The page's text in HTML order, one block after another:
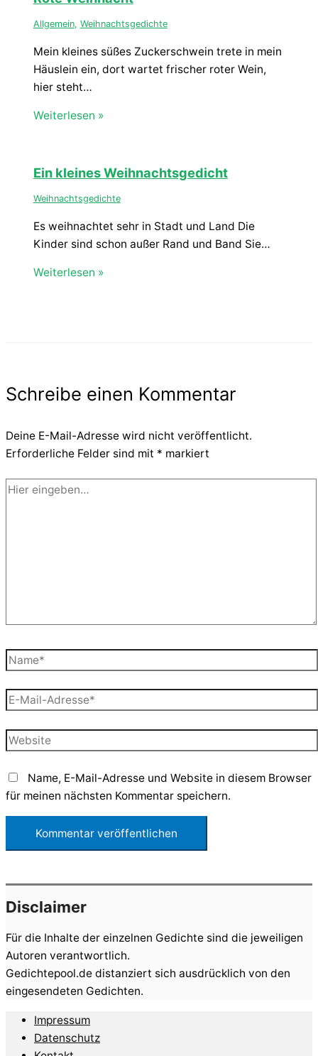
Allgemein, Weihnachtsgedichte
Mein kleines süßes Zuckerschwein trete in mein
Häuslein ein, dort wartet frischer roter Wein,
hier steht…
Weiterlesen »
Ein kleines Weihnachtsgedicht
Weihnachtsgedichte
Es weihnachtet sehr in Stadt und Land Die
Kinder sind schon außer Rand und Band Sie…
Weiterlesen »
Schreibe einen Kommentar
Deine E-Mail-Adresse wird nicht veröffentlicht.
Erforderliche Felder sind mit * markiert
Hier
Name*
E-
Mail-
Adresse*
Website
Name, E-Mail-Adresse und Website in diesem Browser
für meinen nächsten Kommentar speichern.
Disclaimer
Für die Inhalte der einzelnen Gedichte sind die jeweiligen
Autoren verantwortlich.
Gedichtepool.de distanziert sich ausdrücklich von den
eingesendeten Gedichten.
Impressum
Datenschutz